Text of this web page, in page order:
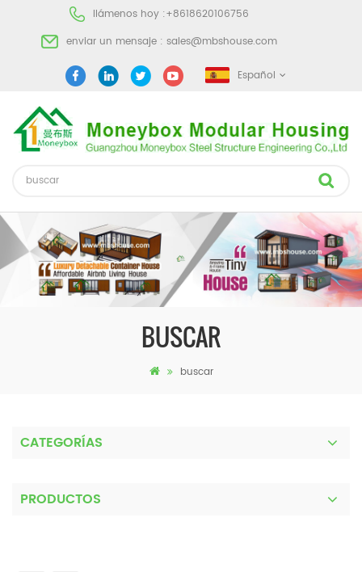
llámenos hoy :+8618620106756
enviar un mensaje : sales@mbshouse.com
Español
BUSCAR
buscar
CATEGORÍAS
PRODUCTOS